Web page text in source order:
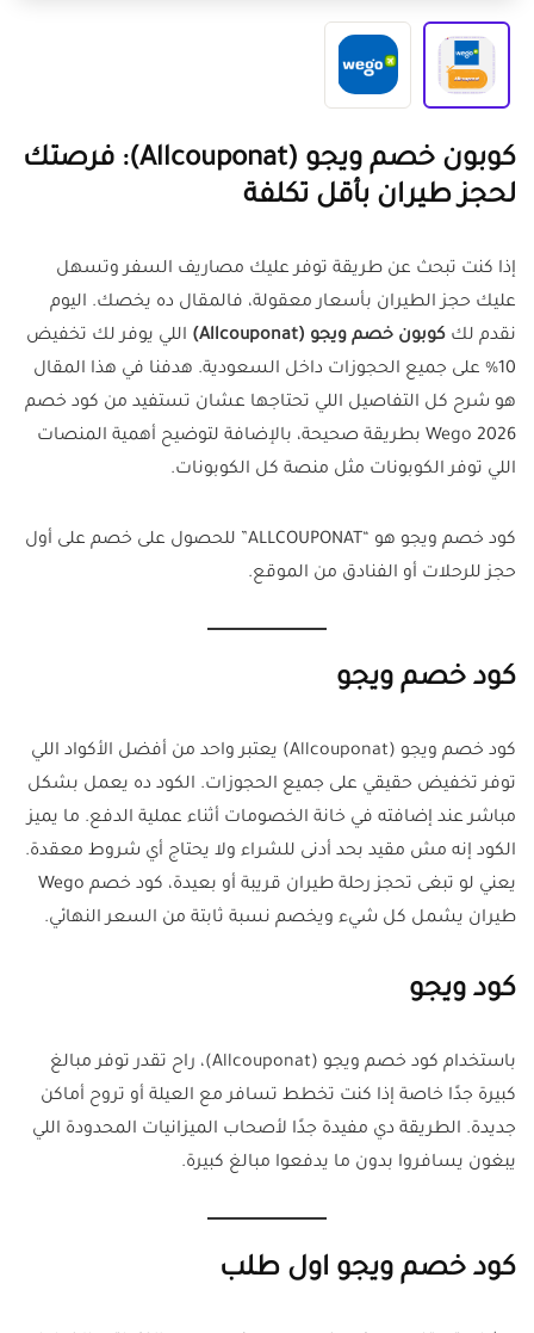
كوبون خصم ويجو (Allcouponat): فرصتك
لحجز طيران بأقل تكلفة
إذا كنت تبحث عن طريقة توفر عليك مصاريف السفر وتسهل
عليك حجز الطيران بأسعار معقولة، فالمقال ده يخصك. اليوم
نقدم لك كوبون خصم ويجو (Allcouponat)
اللي يوفر لك تخفيض
10% على جميع الحجوزات داخل السعودية. هدفنا في هذا المقال
هو شرح كل التفاصيل اللي تحتاجها عشان تستفيد من كود خصم
Wego 2026 بطريقة صحيحة، بالإضافة لتوضيح أهمية المنصات
اللي توفر الكوبونات مثل منصة كل الكوبونات.
كود خصم ويجو هو “ALLCOUPONAT” للحصول على خصم على أول
حجز للرحلات أو الفنادق من الموقع.
كود خصم ويجو
كود خصم ويجو (Allcouponat) يعتبر واحد من أفضل الأكواد اللي
توفر تخفيض حقيقي على جميع الحجوزات. الكود ده يعمل بشكل
مباشر عند إضافته في خانة الخصومات أثناء عملية الدفع. ما يميز
الكود إنه مش مقيد بحد أدنى للشراء ولا يحتاج أي شروط معقدة.
يعني لو تبغى تحجز رحلة طيران قريبة أو بعيدة، كود خصم Wego
طيران يشمل كل شيء ويخصم نسبة ثابتة من السعر النهائي.
كود ويجو
باستخدام كود خصم ويجو (Allcouponat)، راح تقدر توفر مبالغ
كبيرة جدًا خاصة إذا كنت تخطط تسافر مع العيلة أو تروح أماكن
جديدة. الطريقة دي مفيدة جدًا لأصحاب الميزانيات المحدودة اللي
يبغون يسافروا بدون ما يدفعوا مبالغ كبيرة.
كود خصم ويجو اول طلب